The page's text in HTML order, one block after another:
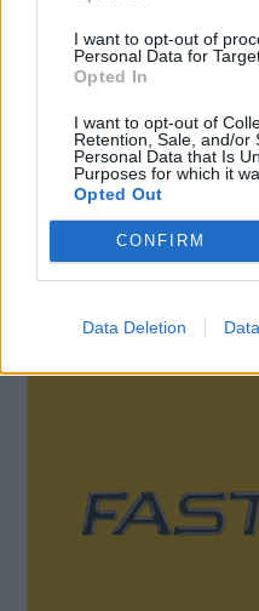
I want to opt-out of
Personal Data for
Opted In
I want to opt-out of
Retention, Sale, and/or
Personal Data that Is
Purposes for which it
Opted Out
CONFIRM
Data Deletion
Presidente del Municipio
raccogliamo la sfida di
corso dei prossimi anni,
Fastweb e delle loro
collaborazione tra pubblico e
ambientale”